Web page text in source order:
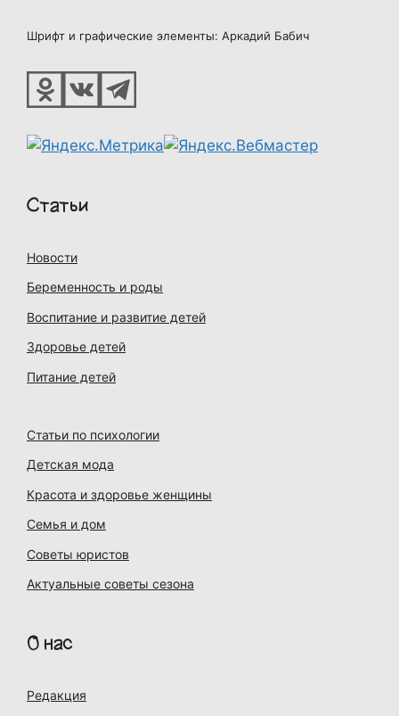
Шрифт и графические элементы: Аркадий Бабич
Статьи
Новости
Беременность и роды
Воспитание и развитие детей
Здоровье детей
Питание детей
Статьи по психологии
Детская мода
Красота и здоровье женщины
Семья и дом
Советы юристов
Актуальные советы сезона
О нас
Редакция